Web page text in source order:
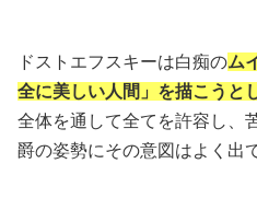
ドストエフスキーは白痴のム
全に美しい人間」を描こうと
全体を通して全てを許容し、
爵の姿勢にその意図はよく出